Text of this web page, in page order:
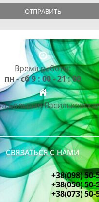
ОТПРАВИТЬ
Время работы:
пн - сб 9 : 00 - 21 : 00
СВЯЗАТЬСЯ С НАМИ
+38(098) 50-
+38(050) 50-
+38(073) 50-